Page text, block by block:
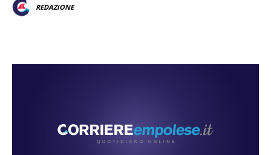
REDAZIONE